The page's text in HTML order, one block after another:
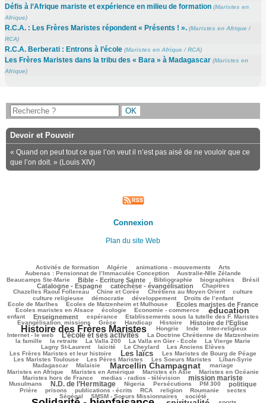
Défis à l’Afrique mariste et expérience en milieu de formation (Maristes en
Afrique)
R.C.A. : Les Frères Maristes répondent « Présents ! ». (Maristes en Afrique/
RCA)
R.C.A. Berberati : Entrons à l’école (Maristes en Afrique/RCA)
Les Frères Maristes dans la tribu des « Bara » à Madagascar (Maristes en
Afrique)
Devoir et Pouvoir
« Quand on peut tout ce que l’on veut il n’est pas aisé de ne vouloir que ce
que l’on doit. » (Louis XIV)
Connexion
Plan du site Web
Activités de formation Algérie animations - mouvements Arts
Aubenas : Pensionnat de l’Immaculée Conception
44/2666 Australie-Nlle Zélande
76/2666
Beaucamps Ste-Marie
701/2666 Bible - Ecriture Sainte
79/2666 Bibliographie
491/2666 biographies
109/2666 Brésil
774/2666
Catalogne - Espagne catéchèse - évangélisation Chapitres
Chazelles Raoul Follereau
127/2666 Chine et Corée
232/2666 Chrétiens au Moyen Orient
461/2666 culture
30/2666
culture religieuse
démocratie développement Droits de l’enfant
Ecole de Marlhes
132/2666 Ecoles de Matzenheim et Mulhouse
812/2666 Ecoles maristes de France
226/2666
Ecoles maristes en Alsace
551/2666 écologie
147/2666 Economie - commerce
1643/2666 éducation
104/2666
enfant
849/2666 Enseignement
245/2666 espérance
42/2666 Etablissements sous la tutelle des F. Maristes
299/2666
Evangélisation, missions
557/2666 Grèce
73/2666 Handicap
268/2666 Histoire
785/2666 Histoire de l’Eglise
1995/2666
Histoire des Frères Maristes
144/2666 Hongrie
28/2666 Inde
187/2666 Inter-religieux
165/2666
Internet - le web
1011/2666 L’école et ses activités
30/2666 La Doctrine Chrétienne de Matzenheim
356/2666
la famille
107/2666 la retraite
58/2666 La Valla 200
68/2666 La Valla en Gier - Ecole
556/2666 La Vierge Marie
384/2666
Lagny St-Laurent
laïcité Le Cheylard Les Anciens Elèves
Les Frères Maristes et leur histoire
1425/2666 Les laïcs
481/2666 Les Maristes de Bourg de Péage
210/2666
Les Maristes Toulouse
441/2666 Les Pères Maristes
374/2666 Les Soeurs Maristes
121/2666 Liban-Syrie
138/2666
Madagascar
Malaisie
1477/2666 Marcellin Champagnat mariage
Maristes en Afrique
326/2666 Maristes en Amérique
316/2666 Maristes en Asie
70/2666 Maristes en Océanie
402/2666
Maristes hors de France
295/2666 medias - radios - télévision
1118/2666 mission mariste
96/2666
Musulmans
1002/2666 N.D. de l’Hermitage
33/2666 Nigeria
193/2666 Persécutions
170/2666 PM 300
787/2666 politique
182/2666
Prière
100/2666 prisons
293/2666 publications - écrits
192/2666 RCA
275/2666 religion
46/2666 Roumanie
23/2666 sectes
49/2666
Sénégal
SMSM - Soeurs Missionnaires société